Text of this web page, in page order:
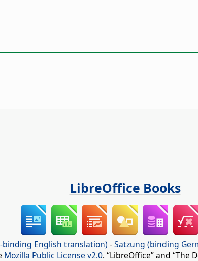
LibreOffice Books
binding English translation) -Satzung (binding
Mozilla Public License v2.0. “LibreOffice” and